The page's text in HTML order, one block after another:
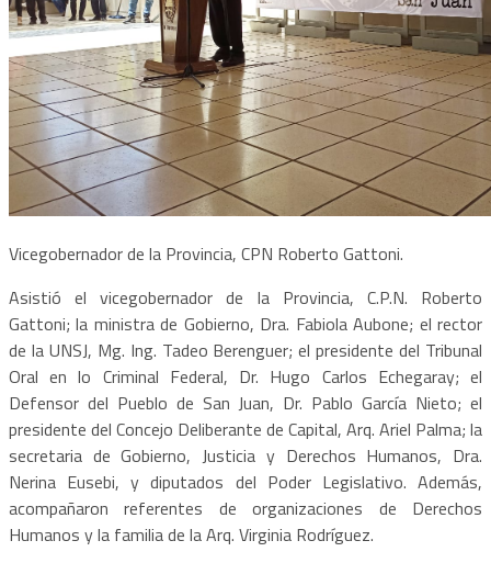
Vicegobernador de la Provincia, CPN Roberto Gattoni.
Asistió el vicegobernador de la Provincia, C.P.N. Roberto
Gattoni; la ministra de Gobierno, Dra. Fabiola Aubone; el rector
de la UNSJ, Mg. Ing. Tadeo Berenguer; el presidente del Tribunal
Oral en lo Criminal Federal, Dr. Hugo Carlos Echegaray; el
Defensor del Pueblo de San Juan, Dr. Pablo García Nieto; el
presidente del Concejo Deliberante de Capital, Arq. Ariel Palma; la
secretaria de Gobierno, Justicia y Derechos Humanos, Dra.
Nerina Eusebi, y diputados del Poder Legislativo. Además,
acompañaron referentes de organizaciones de Derechos
Humanos y la familia de la Arq. Virginia Rodríguez.